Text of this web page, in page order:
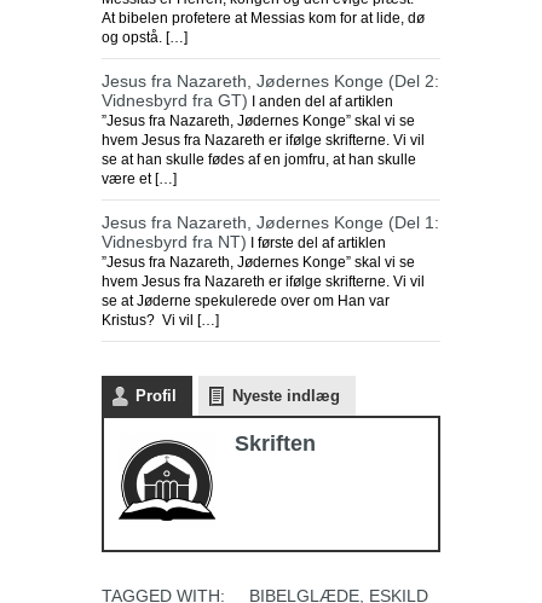
At bibelen profetere at Messias kom for at lide, dø
og opstå. […]
Jesus fra Nazareth, Jødernes Konge (Del 2:
Vidnesbyrd fra GT) I anden del af artiklen
”Jesus fra Nazareth, Jødernes Konge” skal vi se
hvem Jesus fra Nazareth er ifølge skrifterne. Vi vil
se at han skulle fødes af en jomfru, at han skulle
være et […]
Jesus fra Nazareth, Jødernes Konge (Del 1:
Vidnesbyrd fra NT) I første del af artiklen
”Jesus fra Nazareth, Jødernes Konge” skal vi se
hvem Jesus fra Nazareth er ifølge skrifterne. Vi vil
se at Jøderne spekulerede over om Han var
Kristus? Vi vil […]
Profil Nyeste indlæg
Skriften
TAGGED WITH: BIBELGLÆDE ESKILD